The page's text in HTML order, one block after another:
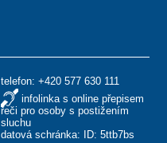
telefon: +420 577 630 111
infolinka s online přepisem
řeči pro osoby s postižením
sluchu
datová schránka: ID: 5ttb7bs